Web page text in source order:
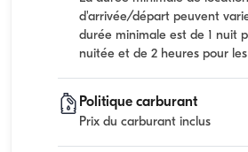
d'arrivée/départ peuvent
durée minimale est de 1 nuit
nuitée et de 2 heures pour
Politique carburant
Prix du carburant inclus